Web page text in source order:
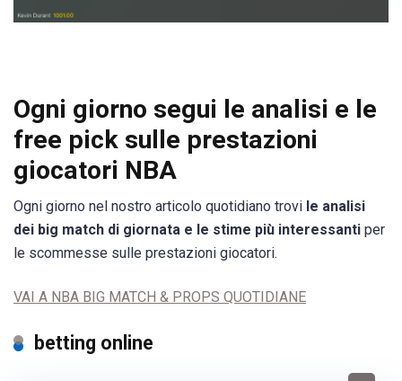
Ogni giorno segui le analisi e le
free pick sulle prestazioni
giocatori NBA
Ogni giorno nel nostro articolo quotidiano trovi le analisi
dei big match di giornata e le stime più interessanti per
le scommesse sulle prestazioni giocatori.
VAI A NBA BIG MATCH & PROPS QUOTIDIANE
betting online